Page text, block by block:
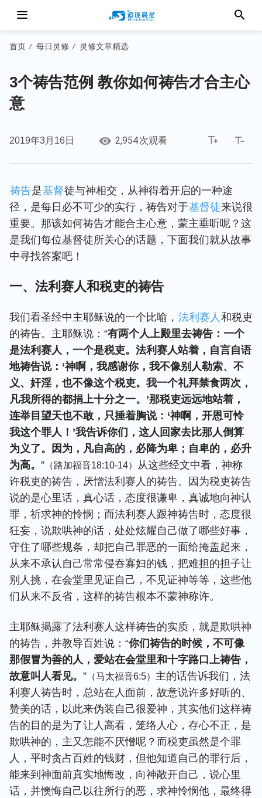
首页 / 每日灵修 / 灵修文章精选
3个祷告范例 教你如何祷告才合主心
意
2019年3月16日 2,954次观看
祷告是基督徒与神相交，从神得着开启的一种途
径，是每日必不可少的实行，祷告对于基督徒来说很
重要。那该如何祷告才能合主心意，蒙主垂听呢？这
是我们每位基督徒所关心的话题，下面我们就从故事
中寻找答案吧！
一、法利赛人和税吏的祷告
我们看圣经中主耶稣说的一个比喻， 法利赛人 和税吏
的祷告。主耶稣说：“有两个人上殿里去祷告：一个
是法利赛人，一个是税吏。法利赛人站着，自言自语
地祷告说：‘神啊，我感谢你，我不像别人勒索、不
义、奸淫，也不像这个税吏。我一个礼拜禁食两次，
凡我所得的都捐上十分之一。’那税吏远远地站着，
连举目望天也不敢，只捶着胸说：‘神啊，开恩可怜
我这个罪人！’我告诉你们，这人回家去比那人倒算
为义了。因为，凡自高的，必降为卑；自卑的，必升
为高。 ” （路加福音18:10-14） 从这些经文中看，神称
许税吏的祷告，厌憎法利赛人的祷告。因为税吏祷告
说的是心里话，真心话，态度很谦卑，真诚地向神认
罪，祈求神的怜悯；而法利赛人跟神祷告时，态度很
狂妄，说欺哄神的话，处处炫耀自己做了哪些好事，
守住了哪些规条，却把自己罪恶的一面给掩盖起来，
从来不承认自己常常侵吞寡妇的钱，把难担的担子让
别人挑，在会堂里见证自己，不见证神等等，这些他
们从来不反省，这样的祷告根本不蒙神称许。
主耶稣揭露了法利赛人这样祷告的实质，就是欺哄神
的祷告，并教导百姓说：“你们祷告的时候，不可像
那假冒为善的人，爱站在会堂里和十字路口上祷告，
故意叫人看见。 ” （马太福音6:5） 主的话告诉我们，法
利赛人祷告时，总站在人面前，故意说许多好听的、
赞美的话，以此来伪装自己很爱神，其实他们这样祷
告的目的是为了让人高看，笼络人心，存心不正，是
欺哄神的，主又怎能不厌憎呢？而税吏虽然是个罪
人，平时贪占百姓的钱财，但他知道自己的罪行后，
能来到神面前真实地悔改，向神敞开自己，说心里
话，并懊悔自己以往所行的恶，求神怜悯他，最终得